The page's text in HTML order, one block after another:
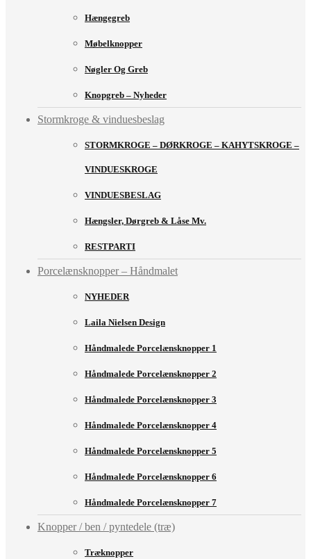
Hængegreb
Møbelknopper
Nøgler Og Greb
Knopgreb – Nyheder
Stormkroge & vinduesbeslag
STORMKROGE – DØRKROGE – KAHYTSKROGE –
VINDUESKROGE
VINDUESBESLAG
Hængsler, Dørgreb & Låse Mv.
RESTPARTI
Porcelænsknopper – Håndmalet
NYHEDER
Laila Nielsen Design
Håndmalede Porcelænsknopper 1
Håndmalede Porcelænsknopper 2
Håndmalede Porcelænsknopper 3
Håndmalede Porcelænsknopper 4
Håndmalede Porcelænsknopper 5
Håndmalede Porcelænsknopper 6
Håndmalede Porcelænsknopper 7
Knopper / ben / pyntedele (træ)
Træknopper